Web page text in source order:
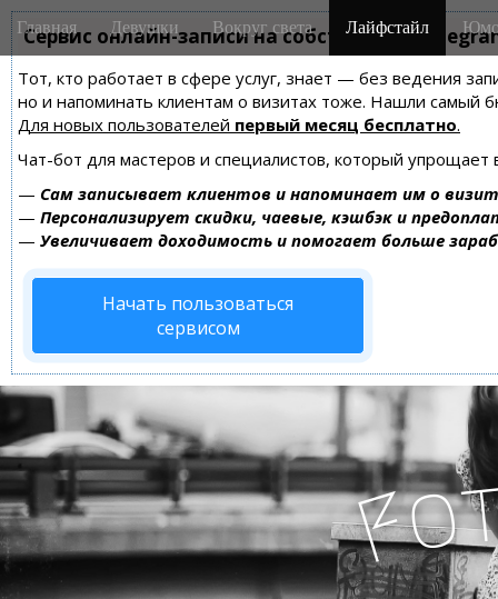
Сервис онлайн-записи на собственном
Тот, кто работает в сфере услуг, знает — без ведения
но и напоминать клиентам о визитах тоже. Нашли самый
Для новых пользователей первый месяц бесплатно.
Чат-бот для мастеров и специалистов, который упрощает
— Сам записывает клиентов и напоминает им о
— Персонализирует скидки, чаевые, кэшбэк и
— Увеличивает доходимость и помогает больше
Начать пользоваться
сервисом
M
a
n
m
e
n
u
i
Главная Девушки Вокруг света Лайфстайл
Fo